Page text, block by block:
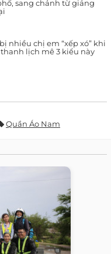
sang chảnh từ giảng
nhiều chị em “xếp xó” khi
lịch mê 3 kiểu này
Quần Áo Nam